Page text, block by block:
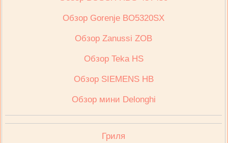
Обзор Gorenje BO5320SX
Обзор Zanussi ZOB
Обзор Teka HS
Обзор SIEMENS HB
Обзор мини Delonghi
Гриля